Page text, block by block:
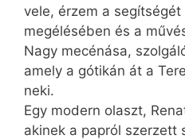
vele, érzem a segítségét
megélésében és a
Nagy mecénása,
amely a gótikán át a
neki.
Egy modern olaszt,
akinek a papról szerzett